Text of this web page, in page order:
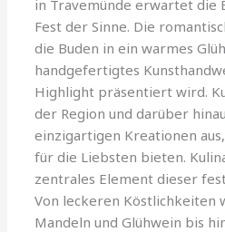
in Travemünde erwartet die
Fest der Sinne. Die
die Buden in ein warmes
handgefertigtes
Highlight präsentiert wird.
der Region und darüber
einzigartigen Kreationen
für die Liebsten bieten.
zentrales Element dieser
Von leckeren Köstlichkeiten
Mandeln und Glühwein bis